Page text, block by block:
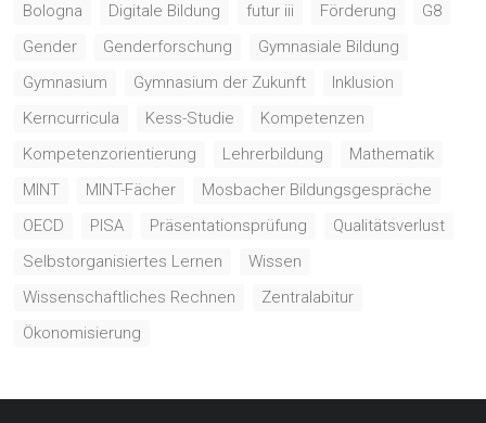
Bologna
Digitale Bildung futur iii Förderung
G8
Gender
Genderforschung
Gymnasiale Bildung
Gymnasium
Gymnasium der Zukunft
Inklusion
Kerncurricula
Kess-Studie
Kompetenzen
Kompetenzorientierung
Lehrerbildung
Mathematik
MINT
MINT-Fächer
Mosbacher Bildungsgespräche
OECD
PISA Präsentationsprüfung
Qualitätsverlust
Selbstorganisiertes Lernen
Wissen
Wissenschaftliches Rechnen
Zentralabitur
Ökonomisierung